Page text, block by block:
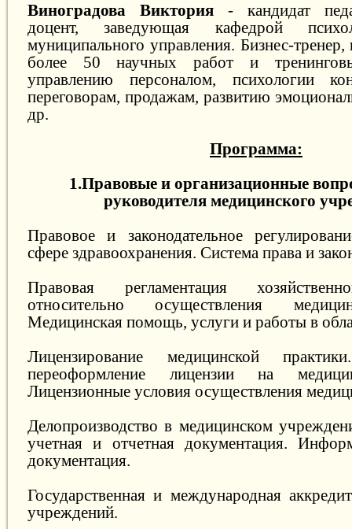
Виноградова Виктория - кандидат
доцент, заведующая кафедрой
муниципального управления. Бизнес-тренер,
более 50 научных работ и
управлению персоналом, психологии
переговорам, продажам, развитию
др.
Программа:
1.Правовые и организационные
руководителя медицинского
Правовое и законодательное
сфере здравоохранения. Система права и
Правовая регламентация
относительно осуществления
Медицинская помощь, услуги и работы в
Лицензирование медицинской
переоформление лицензии на
Лицензионные условия осуществления
Делопроизводство в медицинском
учетная и отчетная документация.
документация.
Государственная и международная
учреждений.